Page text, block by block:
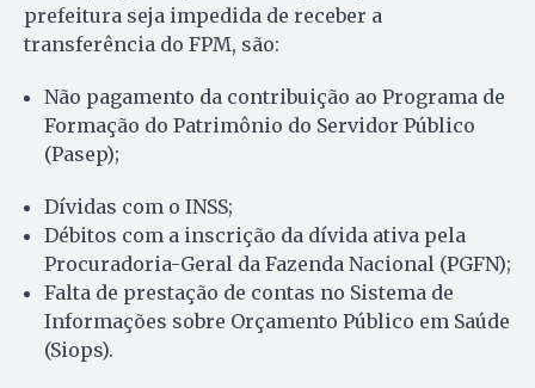
prefeitura seja impedida de receber a
transferência do FPM, são:
Não pagamento da contribuição ao Programa de
Formação do Patrimônio do Servidor Público
(Pasep);
Dívidas com o INSS;
Débitos com a inscrição da dívida ativa pela
Procuradoria-Geral da Fazenda Nacional (PGFN);
Falta de prestação de contas no Sistema de
Informações sobre Orçamento Público em Saúde
(Siops).